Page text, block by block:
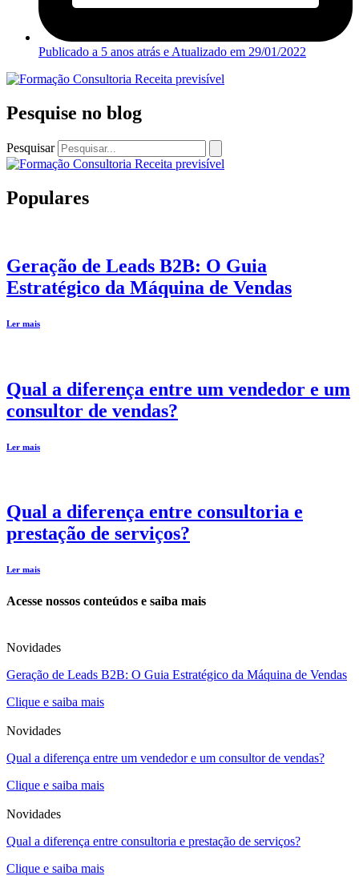
Publicado a 5 anos atrás e Atualizado em 29/01/2022
Pesquise no blog
Pesquisar
Populares
Geração de Leads B2B: O Guia
Estratégico da Máquina de Vendas
Ler mais
Qual a diferença entre um vendedor e um
consultor de vendas?
Ler mais
Qual a diferença entre consultoria e
prestação de serviços?
Ler mais
Acesse nossos conteúdos e saiba mais
Novidades
Geração de Leads B2B: O Guia Estratégico da Máquina de Vendas
Clique e saiba mais
Novidades
Qual a diferença entre um vendedor e um consultor de vendas?
Clique e saiba mais
Novidades
Qual a diferença entre consultoria e prestação de serviços?
Clique e saiba mais